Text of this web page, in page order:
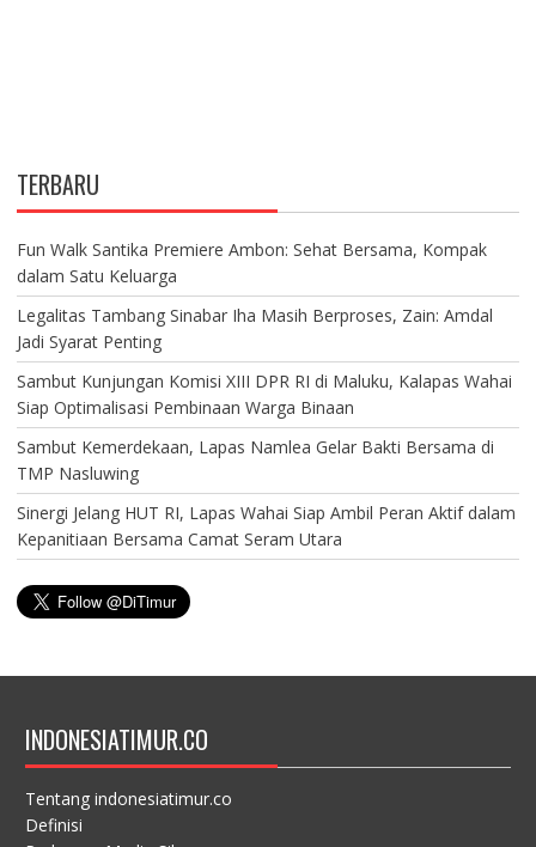
TERBARU
Fun Walk Santika Premiere Ambon: Sehat Bersama, Kompak
dalam Satu Keluarga
Legalitas Tambang Sinabar Iha Masih Berproses, Zain: Amdal
Jadi Syarat Penting
Sambut Kunjungan Komisi XIII DPR RI di Maluku, Kalapas Wahai
Siap Optimalisasi Pembinaan Warga Binaan
Sambut Kemerdekaan, Lapas Namlea Gelar Bakti Bersama di
TMP Nasluwing
Sinergi Jelang HUT RI, Lapas Wahai Siap Ambil Peran Aktif dalam
Kepanitiaan Bersama Camat Seram Utara
INDONESIATIMUR.CO
Tentang indonesiatimur.co
Definisi